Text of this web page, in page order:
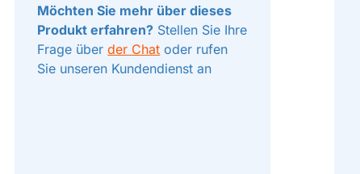
Möchten Sie mehr über dieses
Produkt erfahren? Stellen Sie Ihre
Frage überder Chat oder rufen
Sie unseren Kundendienst an